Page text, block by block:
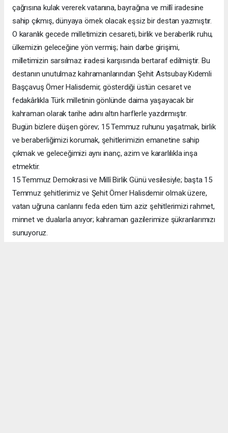
çağrısına kulak vererek vatanına, bayrağına ve millî iradesine
sahip çıkmış, dünyaya örnek olacak eşsiz bir destan yazmıştır.
O karanlık gecede milletimizin cesareti, birlik ve beraberlik ruhu,
ülkemizin geleceğine yön vermiş; hain darbe girişimi,
milletimizin sarsılmaz iradesi karşısında bertaraf edilmiştir. Bu
destanın unutulmaz kahramanlarından Şehit Astsubay Kıdemli
Başçavuş Ömer Halisdemir, gösterdiği üstün cesaret ve
fedakârlıkla Türk milletinin gönlünde daima yaşayacak bir
kahraman olarak tarihe adını altın harflerle yazdırmıştır.
Bugün bizlere düşen görev; 15 Temmuz ruhunu yaşatmak, birlik
ve beraberliğimizi korumak, şehitlerimizin emanetine sahip
çıkmak ve geleceğimizi aynı inanç, azim ve kararlılıkla inşa
etmektir.
15 Temmuz Demokrasi ve Millî Birlik Günü vesilesiyle; başta 15
Temmuz şehitlerimiz ve Şehit Ömer Halisdemir olmak üzere,
vatan uğruna canlarını feda eden tüm aziz şehitlerimizi rahmet,
minnet ve dualarla anıyor; kahraman gazilerimize şükranlarımızı
sunuyoruz.